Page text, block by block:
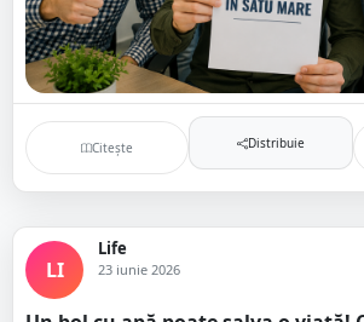
Citește Distribuie
LI
Life
23 iunie 2026